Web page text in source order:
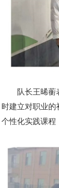
队长王晞蘅
时建立对职业的
个性化实践课程